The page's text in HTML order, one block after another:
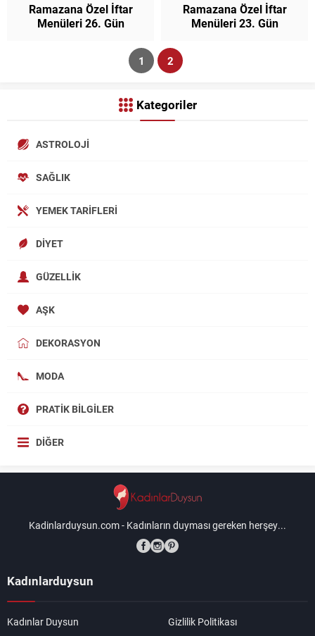
Ramazana Özel İftar
Menüleri 26. Gün
Ramazana Özel İftar
Menüleri 23. Gün
1 2
Kategoriler
ASTROLOJI
SAĞLIK
YEMEK TARIFLERI
DIYET
GÜZELLIK
AŞK
DEKORASYON
MODA
PRATIK BILGILER
DIĞER
Kadinlarduysun.com - Kadınların duyması gereken herşey...
Kadınlarduysun
Kadınlar Duysun Gizlilik Politikası